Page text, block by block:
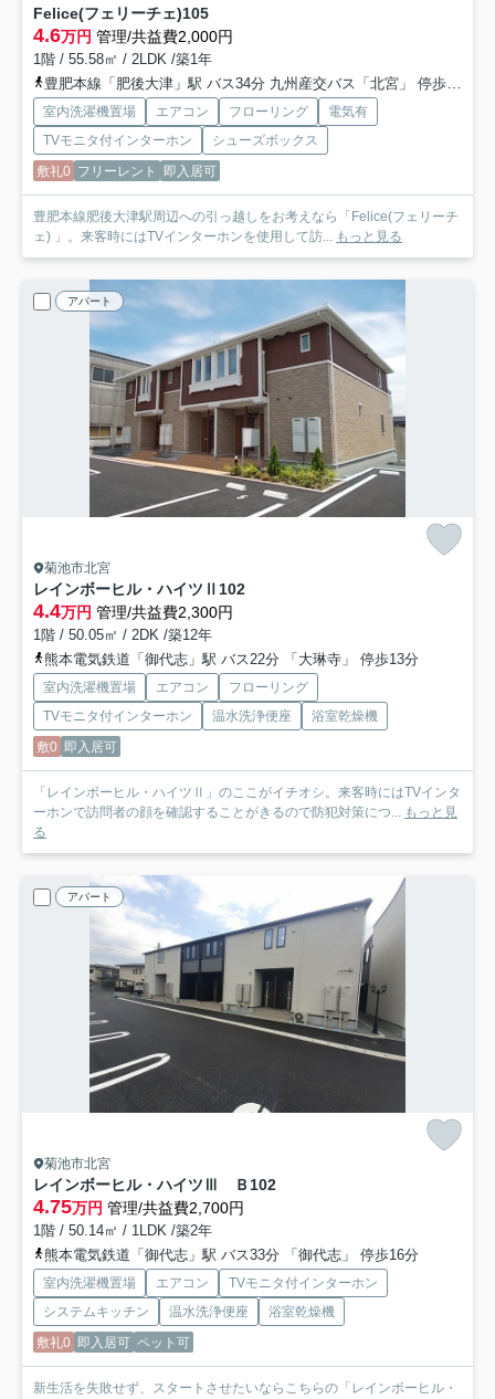
Felice(フェリーチェ)105
4.6万円 管理/共益費2,000円
1階 / 55.58㎡ / 2LDK /築1年
豊肥本線「肥後大津」駅 バス34分 九州産交バス「北宮」 停歩2分
室内洗濯機置場 エアコン フローリング
電気有
TVモニタ付インターホン
シューズボックス
敷礼0 フリーレント 即入居可
豊肥本線肥後大津駅周辺への引っ越しをお考えなら「Felice(フェリーチ
ェ) 」。来客時にはTVインターホンを使用して訪... もっと見る
アパート
菊池市北宮
レインボーヒル・ハイツⅡ 102
4.4万円 管理/共益費2,300円
1階 / 50.05㎡ / 2DK /築12年
熊本電気鉄道「御代志」駅 バス22分 「大琳寺」 停歩13分
室内洗濯機置場 エアコン
フローリング
TVモニタ付インターホン
温水洗浄便座
浴室乾燥機
敷0 即入居可
「レインボーヒル・ハイツⅡ」のここがイチオシ。来客時にはTVインタ
ーホンで訪問者の顔を確認することがきるので防犯対策につ... もっと見
る
アパート
菊池市北宮
レインボーヒル・ハイツⅢ Ｂ102
4.75万円 管理/共益費2,700円
1階 / 50.14㎡ / 1LDK /築2年
熊本電気鉄道「御代志」駅 バス33分 「御代志」 停歩16分
室内洗濯機置場 エアコン
TVモニタ付インターホン
システムキッチン
温水洗浄便座
浴室乾燥機
敷礼0 即入居可 ペット可
新生活を失敗せず、スタートさせたいならこちらの「レインボーヒル・